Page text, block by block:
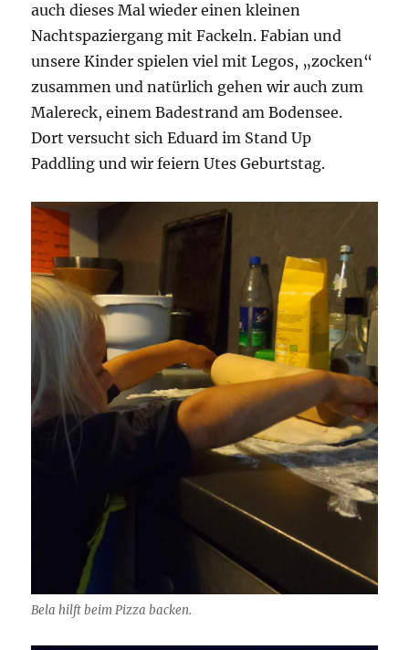
auch dieses Mal wieder einen kleinen
Nachtspaziergang mit Fackeln. Fabian und
unsere Kinder spielen viel mit Legos, „zocken“
zusammen und natürlich gehen wir auch zum
Malereck, einem Badestrand am Bodensee.
Dort versucht sich Eduard im Stand Up
Paddling und wir feiern Utes Geburtstag.
Bela hilft beim Pizza backen.